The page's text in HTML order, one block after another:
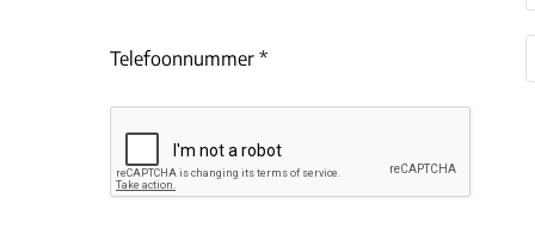
Telefoonnummer *